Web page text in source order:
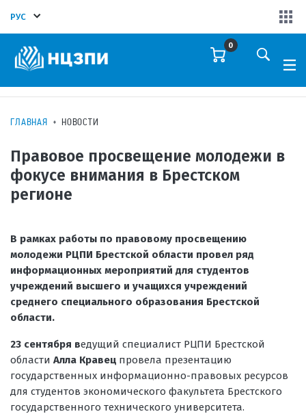
РУС
0
ГЛАВНАЯ НОВОСТИ
Правовое просвещение молодежи в
фокусе внимания в Брестском
регионе
В рамках работы по правовому просвещению
молодежи РЦПИ Брестской области провел ряд
информационных мероприятий для студентов
учреждений высшего и учащихся учреждений
среднего специального образования Брестской
области.
23 сентября ведущий специалист РЦПИ Брестской
области Алла Кравец провела презентацию
государственных информационно-правовых ресурсов
для студентов экономического факультета Брестского
государственного технического университета.